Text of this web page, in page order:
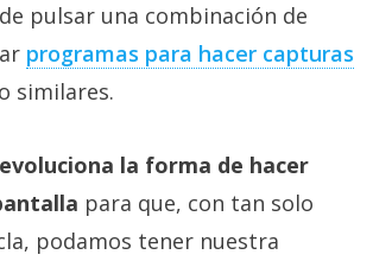
pulsar una combinación de
programas para hacer capturas
similares.
la forma de hacer
para que, con tan solo
podamos tener nuestra